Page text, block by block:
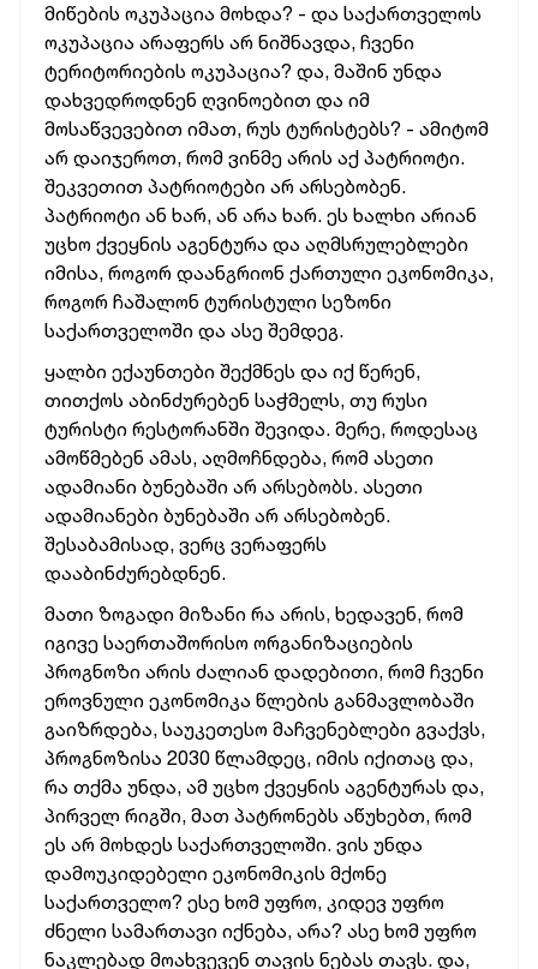
მიწების ოკუპაცია მოხდა? - და საქართველოს
ოკუპაცია არაფერს არ ნიშნავდა, ჩვენი
ტერიტორიების ოკუპაცია? და, მაშინ უნდა
დახვედროდნენ ღვინოებით და იმ
მოსაწვევებით იმათ, რუს ტურისტებს? - ამიტომ
არ დაიჯეროთ, რომ ვინმე არის აქ პატრიოტი.
შეკვეთით პატრიოტები არ არსებობენ.
პატრიოტი ან ხარ, ან არა ხარ. ეს ხალხი არიან
უცხო ქვეყნის აგენტურა და აღმსრულებლები
იმისა, როგორ დაანგრიონ ქართული ეკონომიკა,
როგორ ჩაშალონ ტურისტული სეზონი
საქართველოში და ასე შემდეგ.
ყალბი ექაუნთები შექმნეს და იქ წერენ,
თითქოს აბინძურებენ საჭმელს, თუ რუსი
ტურისტი რესტორანში შევიდა. მერე, როდესაც
ამოწმებენ ამას, აღმოჩნდება, რომ ასეთი
ადამიანი ბუნებაში არ არსებობს. ასეთი
ადამიანები ბუნებაში არ არსებობენ.
შესაბამისად, ვერც ვერაფერს
დააბინძურებდნენ.
მათი ზოგადი მიზანი რა არის, ხედავენ, რომ
იგივე საერთაშორისო ორგანიზაციების
პროგნოზი არის ძალიან დადებითი, რომ ჩვენი
ეროვნული ეკონომიკა წლების განმავლობაში
გაიზრდება, საუკეთესო მაჩვენებლები გვაქვს,
პროგნოზისა 2030 წლამდეც, იმის იქითაც და,
რა თქმა უნდა, ამ უცხო ქვეყნის აგენტურას და,
პირველ რიგში, მათ პატრონებს აწუხებთ, რომ
ეს არ მოხდეს საქართველოში. ვის უნდა
დამოუკიდებელი ეკონომიკის მქონე
საქართველო? ესე ხომ უფრო, კიდევ უფრო
ძნელი სამართავი იქნება, არა? ასე ხომ უფრო
ნაკლებად მოახვევენ თავის ნებას თავს. და,